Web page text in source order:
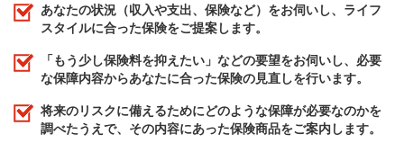
あなたの状況（収入や支出、保険など）をお伺いし、ライフ
スタイルに合った保険をご提案します。
「もう少し保険料を抑えたい」などの要望をお伺いし、必要
な保障内容からあなたに合った保険の見直しを行います。
将来のリスクに備えるためにどのような保障が必要なのかを
調べたうえで、その内容にあった保険商品をご案内します。